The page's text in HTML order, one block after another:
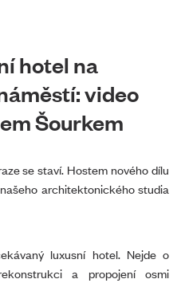
hotel na
video
Šourkem
se staví. Hostem nového dílu
architektonického studia
luxusní hotel. Nejde o
a propojení osmi